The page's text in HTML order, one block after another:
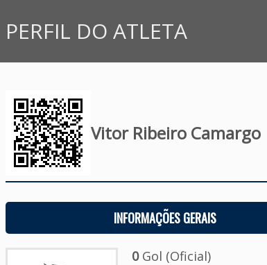
PERFIL DO ATLETA
Vitor Ribeiro Camargo
INFORMAÇÕES GERAIS
0Gol (Oficial)